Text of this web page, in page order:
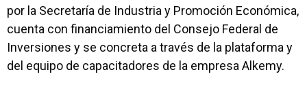
por la Secretaría de Industria y Promoción Económica,
cuenta con financiamiento del Consejo Federal de
Inversiones y se concreta a través de la plataforma y
del equipo de capacitadores de la empresa Alkemy.